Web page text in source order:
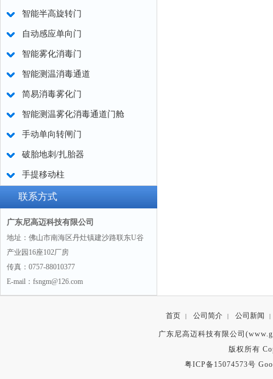
智能半高旋转门
自动感应单向门
智能雾化消毒门
智能测温消毒通道
简易消毒雾化门
智能测温雾化消毒通道门舱
手动单向转闸门
破胎地刺/扎胎器
手提移动柱
联系方式
广东尼高迈科技有限公司
地址：佛山市南海区丹灶镇建沙路联东U谷
产业园16座102厂房
传真：0757-88010377
E-mail：fsngm@126.com
首页 | 公司简介 | 公司新闻 |
广东尼高迈科技有限公司
版权所有
粤ICP备15074573号